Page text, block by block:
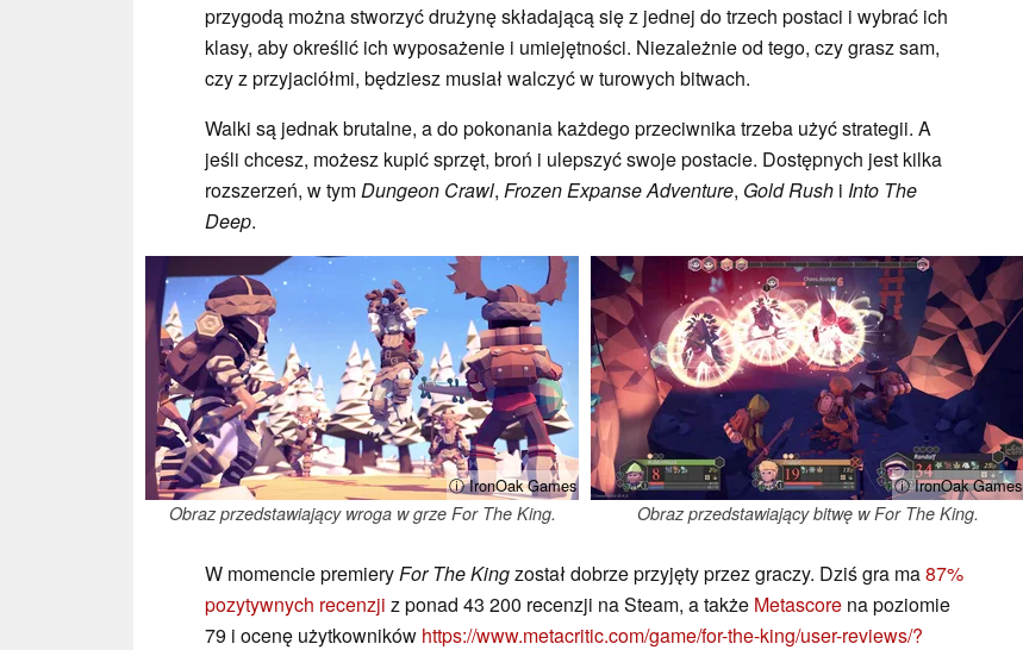
przygodą można stworzyć drużynę składającą się z jednej do trzech postaci i wybrać ich
klasy, aby określić ich wyposażenie i umiejętności. Niezależnie od tego, czy grasz sam,
czy z przyjaciółmi, będziesz musiał walczyć w turowych bitwach.
Walki są jednak brutalne, a do pokonania każdego przeciwnika trzeba użyć strategii. A
jeśli chcesz, możesz kupić sprzęt, broń i ulepszyć swoje postacie. Dostępnych jest kilka
rozszerzeń, w tymDungeon Crawl, Frozen ExpanseAdventure, Gold Rush i Into The
Deep.
ⓘ IronOak Games
Obraz przedstawiający wroga w grze For The King.
ⓘ IronOak Games
Obraz przedstawiający bitwę w For The King.
W momencie premieryFor The Kingzostał dobrze przyjęty przez graczy. Dziś gra ma87%
pozytywnych recenzji z ponad 43 200 recenzji na Steam, a także Metascore na poziomie
79 i ocenę użytkowników https://www.metacritic.com/game/for-the-king/user-reviews/?